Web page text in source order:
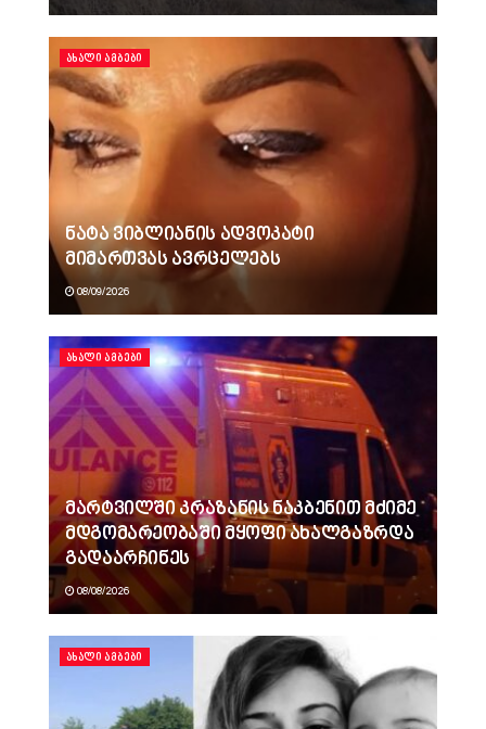
ᲐᲮᲐᲚᲘ ᲐᲛᲑᲔᲑᲘ
ნატა ვიბლიანის ადვოკატი
მიმართვას ავრცელებს
08/09/2026
ᲐᲮᲐᲚᲘ ᲐᲛᲑᲔᲑᲘ
მარტვილში კრაზანის ნაკბენით მძიმე
მდგომარეობაში მყოფი ახალგაზრდა
გადაარჩინეს
08/08/2026
ᲐᲮᲐᲚᲘ ᲐᲛᲑᲔᲑᲘ